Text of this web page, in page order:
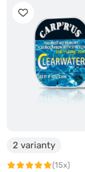
2 varianty
(15x)